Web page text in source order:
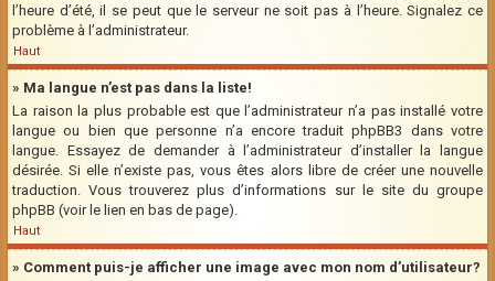
l’heure d’été, il se peut que le serveur ne soit pas à l’heure. Signalez ce
problème à l’administrateur.
Haut
» Ma langue n’est pas dans la liste!
La raison la plus probable est que l’administrateur n’a pas installé votre
langue ou bien que personne n’a encore traduit phpBB3 dans votre
langue. Essayez de demander à l’administrateur d’installer la langue
désirée. Si elle n’existe pas, vous êtes alors libre de créer une nouvelle
traduction. Vous trouverez plus d’informations sur le site du groupe
phpBB (voir le lien en bas de page).
Haut
» Comment puis-je afficher une image avec mon nom d’utilisateur?